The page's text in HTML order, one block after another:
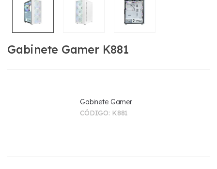
Gabinete Gamer K881
Gabinete Gamer
CÓDIGO: K881